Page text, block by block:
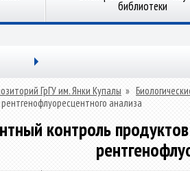
библиотеки
ГрГУ им. Янки Купалы »
анализа
контроль